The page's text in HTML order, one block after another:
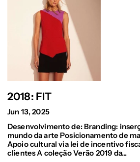
2018: FIT
Jun 13, 2025
Desenvolvimento de: Branding:
mundo da arte Posicionamento de
Apoio cultural via lei de incentivo
clientes A coleção Verão 2019 da...